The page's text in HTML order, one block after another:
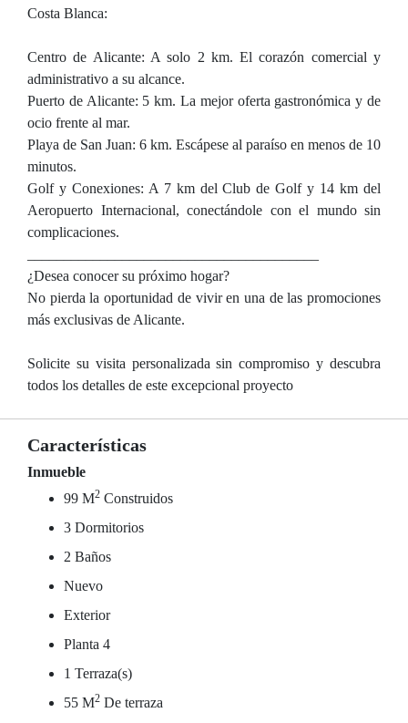
Costa Blanca:
Centro de Alicante: A solo 2 km. El corazón comercial y
administrativo a su alcance.
Puerto de Alicante: 5 km. La mejor oferta gastronómica y de
ocio frente al mar.
Playa de San Juan: 6 km. Escápese al paraíso en menos de 10
minutos.
Golf y Conexiones: A 7 km del Club de Golf y 14 km del
Aeropuerto Internacional, conectándole con el mundo sin
complicaciones.
¿Desea conocer su próximo hogar?
No pierda la oportunidad de vivir en una de las promociones
más exclusivas de Alicante.
Solicite su visita personalizada sin compromiso y descubra
todos los detalles de este excepcional proyecto
Características
Inmueble
99 M2 Construidos
3 Dormitorios
2 Baños
Nuevo
Exterior
Planta 4
1 Terraza(s)
55 M2 De terraza